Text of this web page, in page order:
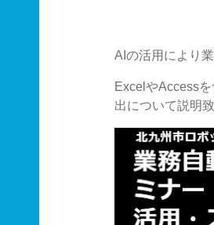
AIの活用により
ExcelやAccess
出について説明致